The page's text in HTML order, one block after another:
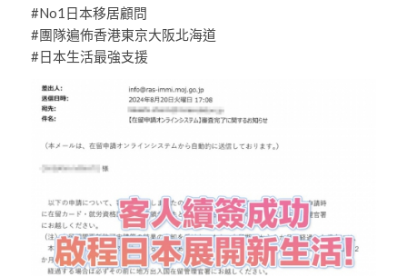
#No1日本移居顧問
#團隊遍佈香港東京大阪北海道
#日本生活最強支援